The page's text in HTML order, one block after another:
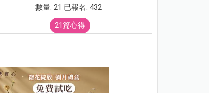
數量: 21 已報名: 432
21篇心得